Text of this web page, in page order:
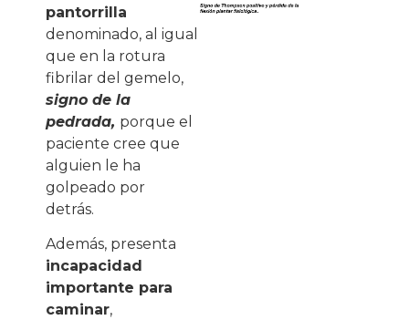
pantorrilla
denominado, al igual
que en la rotura
fibrilar del gemelo,
signo de la
pedrada, porque el
paciente cree que
alguien le ha
golpeado por
detrás.
Además, presenta
incapacidad
importante para
caminar,